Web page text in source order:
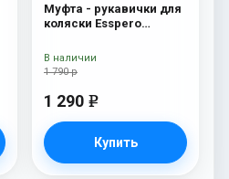
Муфта - рукавички для
коляски Esspero
шерсть) Navy
1 790 р
1 290 e
Купить
В наличии